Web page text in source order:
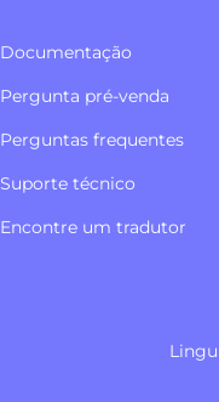
Documentação
Pergunta pré-venda
Perguntas frequentes
Suporte técnico
Encontre um tradutor